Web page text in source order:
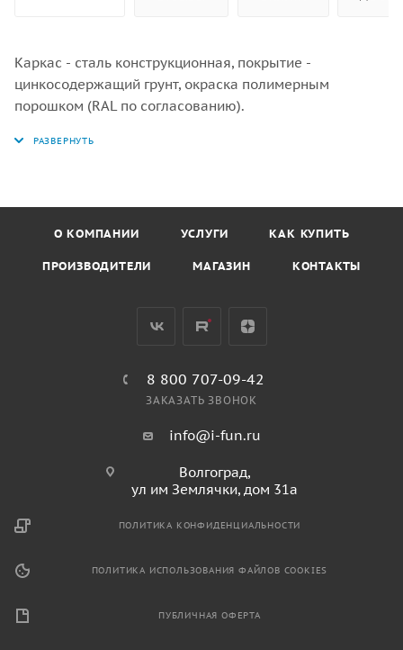
Каркас - сталь конструкционная, покрытие -
цинкосодержащий грунт, окраска полимерным
порошком (RAL по согласованию).
О КОМПАНИИ УСЛУГИ КАК КУПИТЬ
ПРОИЗВОДИТЕЛИ МАГАЗИН КОНТАКТЫ
8 800 707-09-42
ЗАКАЗАТЬ ЗВОНОК
info@i-fun.ru
Волгоград,
ул им Землячки, дом 31а
ПОЛИТИКА КОНФИДЕНЦИАЛЬНОСТИ
ПОЛИТИКА ИСПОЛЬЗОВАНИЯ ФАЙЛОВ COOKIES
ПУБЛИЧНАЯ ОФЕРТА